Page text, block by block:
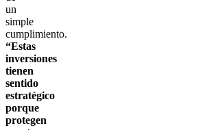
un
simple
cumplimiento.
“Estas
inversiones
tienen
sentido
estratégico
porque
protegen